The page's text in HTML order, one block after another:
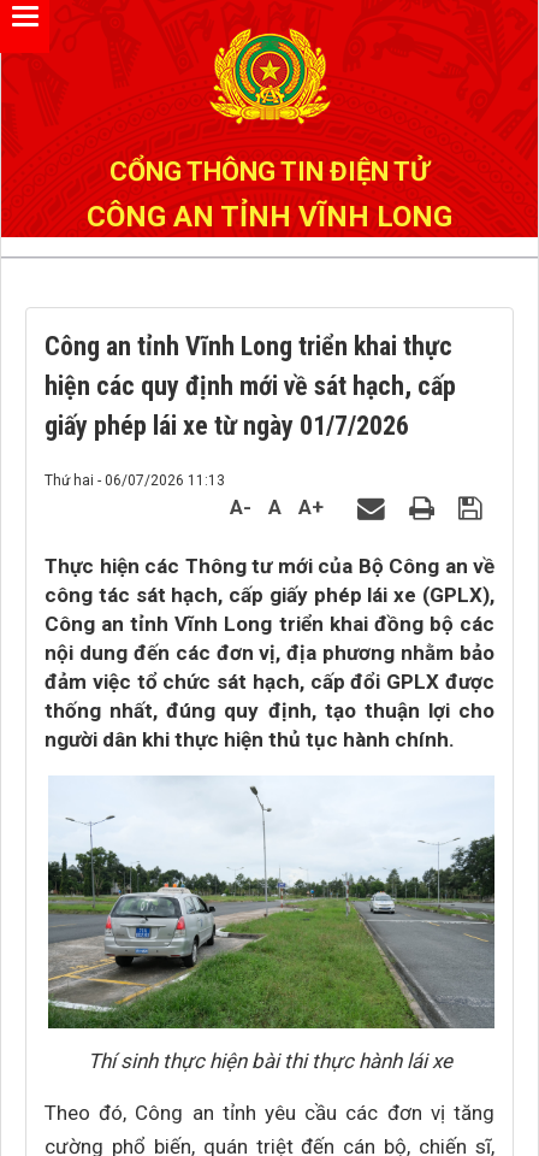
CỔNG THÔNG TIN ĐIỆN TỬ
CÔNG AN TỈNH VĨNH LONG
Công an tỉnh Vĩnh Long triển khai thực
hiện các quy định mới về sát hạch, cấp
giấy phép lái xe từ ngày 01/7/2026
Thứ hai - 06/07/2026 11:13
A- A A+
Thực hiện các Thông tư mới của Bộ Công an về
công tác sát hạch, cấp giấy phép lái xe (GPLX),
Công an tỉnh Vĩnh Long triển khai đồng bộ các
nội dung đến các đơn vị, địa phương nhằm bảo
đảm việc tổ chức sát hạch, cấp đổi GPLX được
thống nhất, đúng quy định, tạo thuận lợi cho
người dân khi thực hiện thủ tục hành chính.
Thí sinh thực hiện bài thi thực hành lái xe
Theo đó, Công an tỉnh yêu cầu các đơn vị tăng
cường phổ biến, quán triệt đến cán bộ, chiến sĩ,